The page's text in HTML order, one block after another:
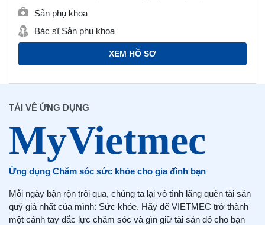
Sản phụ khoa
Bác sĩ Sản phụ khoa
XEM HỒ SƠ
TẢI VỀ ỨNG DỤNG
Ứng dụng Chăm sóc sức khỏe cho gia đình bạn
Mỗi ngày bận rộn trôi qua, chúng ta lại vô tình lãng quên tài sản
quý giá nhất của mình: Sức khỏe. Hãy để VIETMEC trở thành
một cánh tay đắc lực chăm sóc và gìn giữ tài sản đó cho bạn